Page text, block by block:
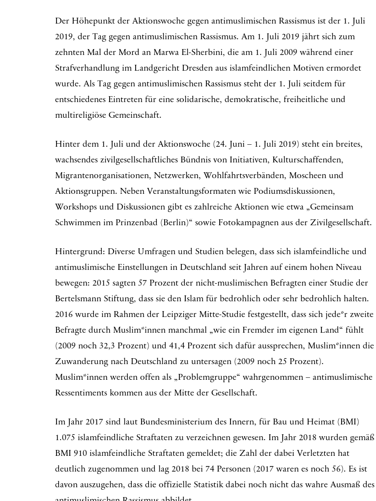
Der Höhepunkt der Aktionswoche gegen antimuslimischen Rassismus ist der 1. Juli
2019, der Tag gegen antimuslimischen Rassismus. Am 1. Juli 2019 jährt sich zum
zehnten Mal der Mord an Marwa El-Sherbini, die am 1. Juli 2009 während einer
Strafverhandlung im Landgericht Dresden aus islamfeindlichen Motiven ermordet
wurde. Als Tag gegen antimuslimischen Rassismus steht der 1. Juli seitdem für
entschiedenes Eintreten für eine solidarische, demokratische, freiheitliche und
multireligiöse Gemeinschaft.
Hinter dem 1. Juli und der Aktionswoche (24. Juni – 1. Juli 2019) steht ein breites,
wachsendes zivilgesellschaftliches Bündnis von Initiativen, Kulturschaffenden,
Migrantenorganisationen, Netzwerken, Wohlfahrtsverbänden, Moscheen und
Aktionsgruppen. Neben Veranstaltungsformaten wie Podiumsdiskussionen,
Workshops und Diskussionen gibt es zahlreiche Aktionen wie etwa „Gemeinsam
Schwimmen im Prinzenbad (Berlin)“ sowie Fotokampagnen aus der Zivilgesellschaft.
Hintergrund: Diverse Umfragen und Studien belegen, dass sich islamfeindliche und
antimuslimische Einstellungen in Deutschland seit Jahren auf einem hohen Niveau
bewegen: 2015 sagten 57 Prozent der nicht-muslimischen Befragten einer Studie der
Bertelsmann Stiftung, dass sie den Islam für bedrohlich oder sehr bedrohlich halten.
2016 wurde im Rahmen der Leipziger Mitte-Studie festgestellt, dass sich jede*r zweite
Befragte durch Muslim*innen manchmal „wie ein Fremder im eigenen Land“ fühlt
(2009 noch 32,3 Prozent) und 41,4 Prozent sich dafür aussprechen, Muslim*innen die
Zuwanderung nach Deutschland zu untersagen (2009 noch 25 Prozent).
Muslim*innen werden offen als „Problemgruppe“ wahrgenommen – antimuslimische
Ressentiments kommen aus der Mitte der Gesellschaft.
Im Jahr 2017 sind laut Bundesministerium des Innern, für Bau und Heimat (BMI)
1.075 islamfeindliche Straftaten zu verzeichnen gewesen. Im Jahr 2018 wurden gemäß
BMI 910 islamfeindliche Straftaten gemeldet; die Zahl der dabei Verletzten hat
deutlich zugenommen und lag 2018 bei 74 Personen (2017 waren es noch 56). Es ist
davon auszugehen, dass die offizielle Statistik dabei noch nicht das wahre Ausmaß des